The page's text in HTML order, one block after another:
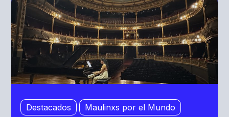
Destacados Maulinxs por el Mundo